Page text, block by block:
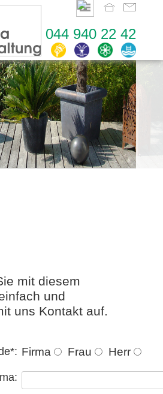
044 940 22 42
mit diesem
und
uns Kontakt auf.
Firma Frau Herr